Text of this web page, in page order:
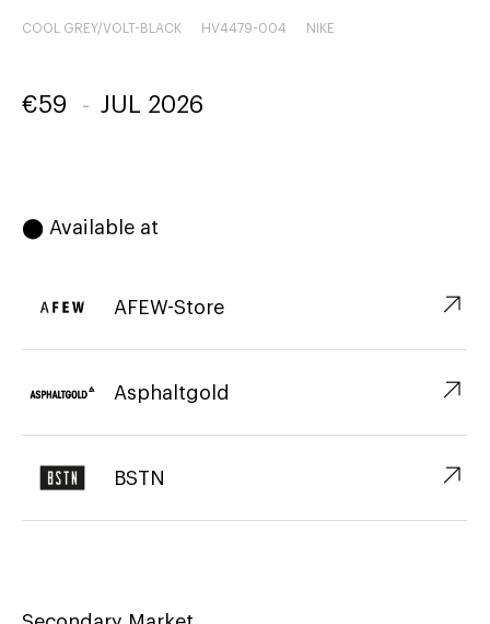
COOL GREY/VOLT-BLACK HV4479-004 NIKE
€59 - JUL 2026
⬤ Available at
AFEW-Store ↗︎
Asphaltgold ↗︎
BSTN ↗︎